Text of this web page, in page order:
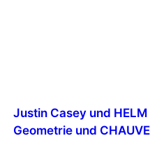
Justin Casey und
Geometrie und